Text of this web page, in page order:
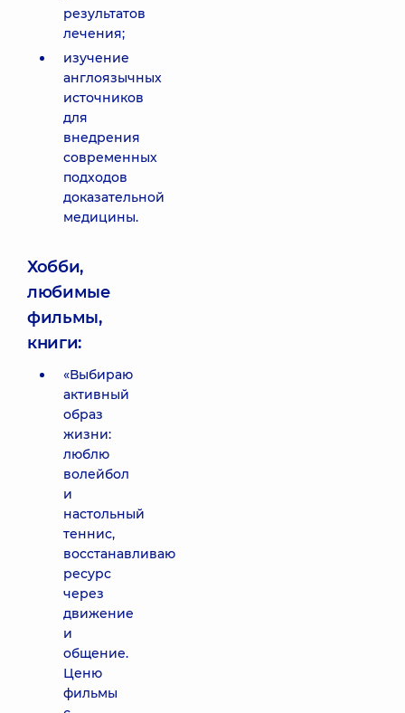
результатов
лечения;
изучение
англоязычных
источников
для
внедрения
современных
подходов
доказательной
медицины.
Хобби,
любимые
фильмы,
книги:
«Выбираю
активный
образ
жизни:
люблю
волейбол
и
настольный
теннис,
восстанавливаю
ресурс
через
движение
и
общение.
Ценю
фильмы